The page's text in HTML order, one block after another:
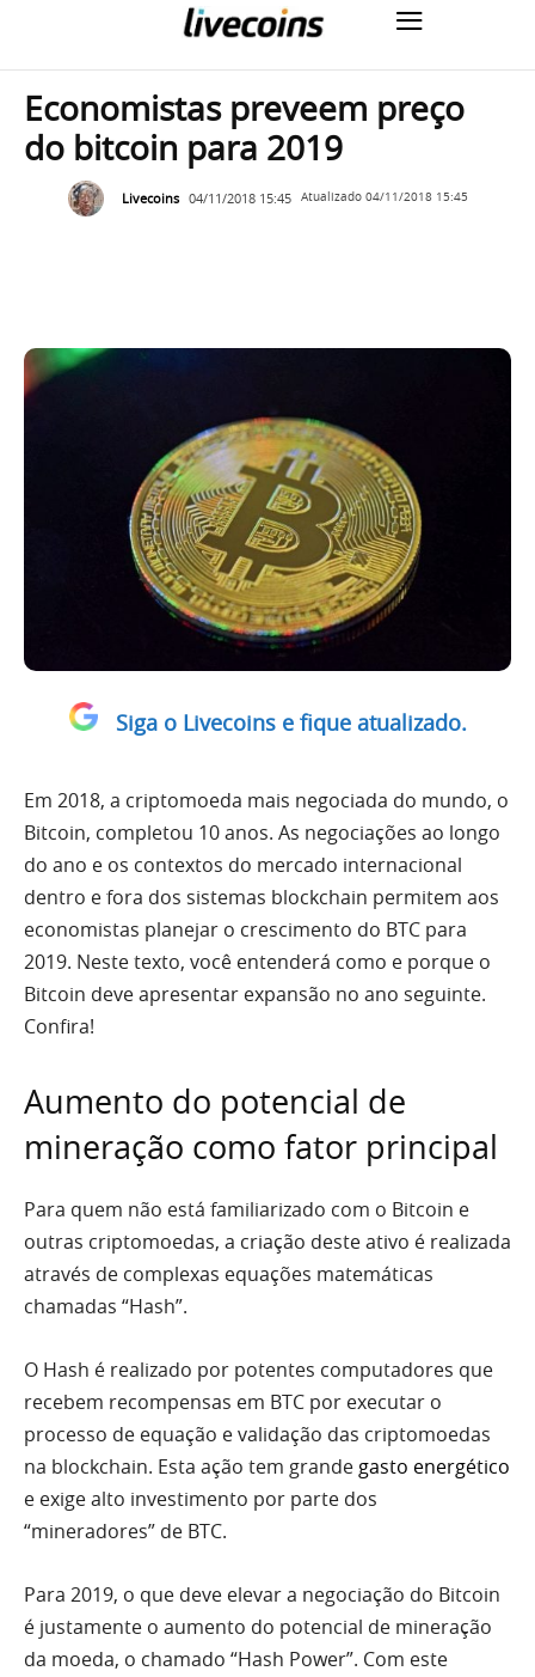
Economistas preveem preço
do bitcoin para 2019
Livecoins 04/11/2018 15:45 Atualizado 04/11/2018 15:45
Siga o Livecoins e fique atualizado.
Em 2018, a criptomoeda mais negociada do mundo, o
Bitcoin, completou 10 anos. As negociações ao longo
do ano e os contextos do mercado internacional
dentro e fora dos sistemas blockchain permitem aos
economistas planejar o crescimento do BTC para
2019. Neste texto, você entenderá como e porque o
Bitcoin deve apresentar expansão no ano seguinte.
Confira!
Aumento do potencial de
mineração como fator principal
Para quem não está familiarizado com o Bitcoin e
outras criptomoedas, a criação deste ativo é realizada
através de complexas equações matemáticas
chamadas “Hash”.
O Hash é realizado por potentes computadores que
recebem recompensas em BTC por executar o
processo de equação e validação das criptomoedas
na blockchain. Esta ação tem grande gasto energético
e exige alto investimento por parte dos
“mineradores” de BTC.
Para 2019, o que deve elevar a negociação do Bitcoin
é justamente o aumento do potencial de mineração
da moeda, o chamado “Hash Power”. Com este